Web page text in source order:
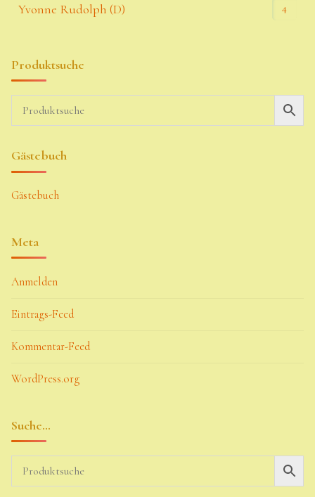
Yvonne Rudolph (D) 4
Produktsuche
Gästebuch
Gästebuch
Meta
Anmelden
Eintrags-Feed
Kommentar-Feed
WordPress.org
Suche…